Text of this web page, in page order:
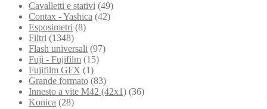
Cavalletti e stativi (49)
Contax - Yashica (42)
Esposimetri (8)
Filtri (1348)
Flash universali (97)
Fuji - Fujifilm (15)
Fujifilm GFX (1)
Grande formato (83)
Innesto a vite M42 (42x1) (36)
Konica (28)